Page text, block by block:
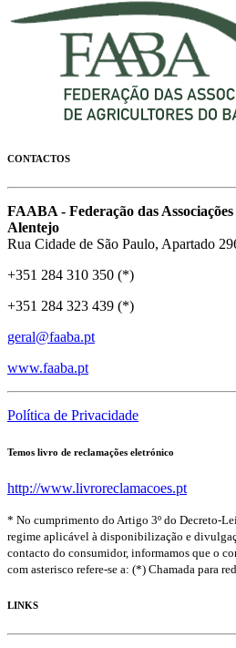
CONTACTOS
FAABA - Federação das
Alentejo
Rua Cidade de São Paulo, Apartado
+351 284 310 350 (*)
+351 284 323 439 (*)
geral@faaba.pt
www.faaba.pt
Política de Privacidade
Temos livro de reclamações eletrónico
http://www.livroreclamacoes.pt
* No cumprimento do Artigo 3º do Decreto-
regime aplicável à disponibilização e
contacto do consumidor, informamos que o
com asterisco refere-se a: (*) Chamada para
LINKS